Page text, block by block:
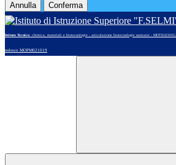
Annulla Conferma
Istituto Tecnico: chimica, materiali e biotecnologie - articolazione biotecnologie sanitarie - MOTE02101G
tedesco MOPM021019